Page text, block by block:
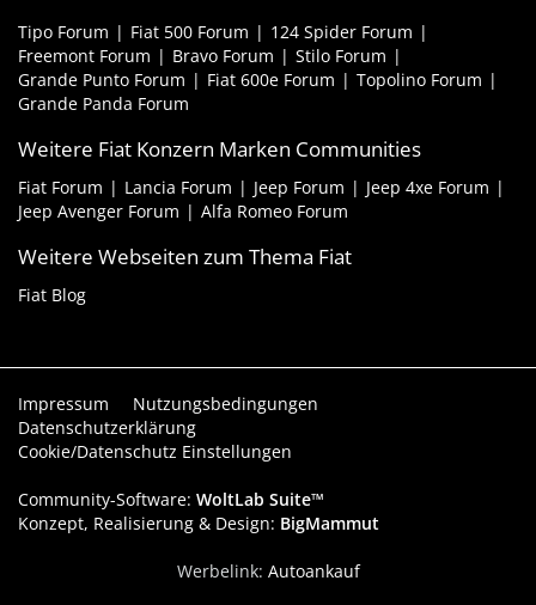
Tipo Forum Fiat 500 Forum
124 Spider Forum
Freemont Forum
Bravo Forum
Stilo Forum
Grande Punto Forum
Fiat 600e Forum
Topolino Forum
Grande Panda Forum
Weitere Fiat Konzern Marken Communities
Fiat Forum Lancia Forum Jeep Forum
Jeep 4xe Forum
Jeep Avenger Forum
Alfa Romeo Forum
Weitere Webseiten zum Thema Fiat
Fiat Blog
Impressum
Nutzungsbedingungen
Datenschutzerklärung
Cookie/Datenschutz Einstellungen
Community-Software: WoltLab Suite™
Konzept, Realisierung & Design: BigMammut
Werbelink: Autoankauf